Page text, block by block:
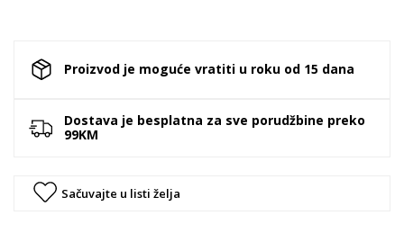
Proizvod je moguće vratiti u roku od 15 dana
Dostava je besplatna za sve porudžbine preko
99KM
Sačuvajte u listi želja